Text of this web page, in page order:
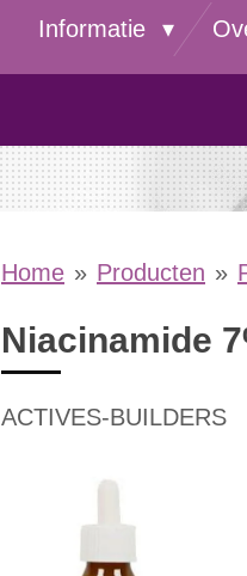
Informatie
Home » Producten »
Niacinamide
ACTIVES-BUILDERS